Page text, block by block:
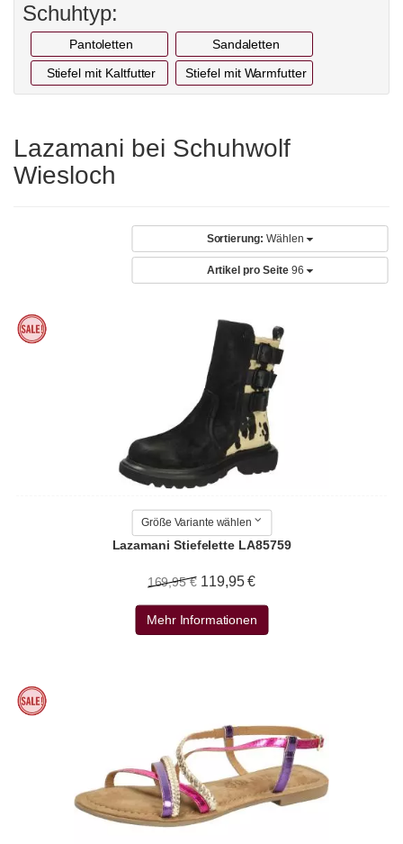
Schuhtyp:
Pantoletten Sandaletten
Stiefel mit Kaltfutter Stiefel mit Warmfutter
Lazamani bei Schuhwolf
Wiesloch
Sortierung: Wählen
Artikel pro Seite 96
Größe Variante wählen
Lazamani Stiefelette LA85759
169,95 € 119,95 €
Mehr Informationen